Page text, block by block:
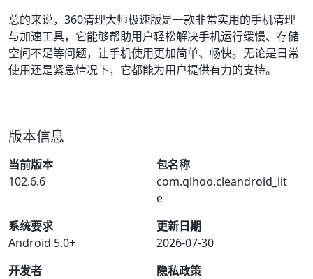
总的来说，360清理大师极速版是一款非常实用的手机清理
与加速工具，它能够帮助用户轻松解决手机运行缓慢、存储
空间不足等问题，让手机使用更加简单、畅快。无论是日常
使用还是紧急情况下，它都能为用户提供有力的支持。
版本信息
当前版本
102.6.6
包名称
com.qihoo.cleandroid_lit
e
系统要求
Android 5.0+
更新日期
2026-07-30
开发者
隐私政策